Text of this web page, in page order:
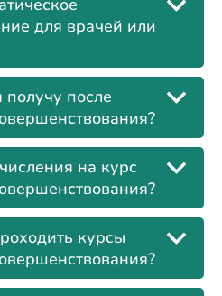
для врачей или
после
на курс
курсы